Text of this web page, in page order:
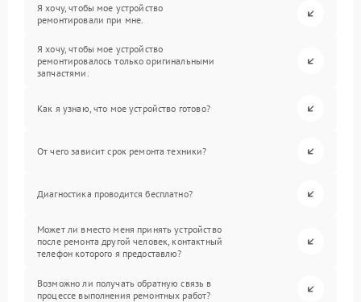
Я хочу, чтобы мое устройство
ремонтировали при мне.
Я хочу, чтобы мое устройство
ремонтировалось только оригинальными
запчастями.
Как я узнаю, что мое устройство готово?
От чего зависит срок ремонта техники?
Диагностика проводится бесплатно?
Может ли вместо меня принять устройство
после ремонта другой человек, контактный
телефон которого я предоставлю?
Возможно ли получать обратную связь в
процессе выполнения ремонтных работ?